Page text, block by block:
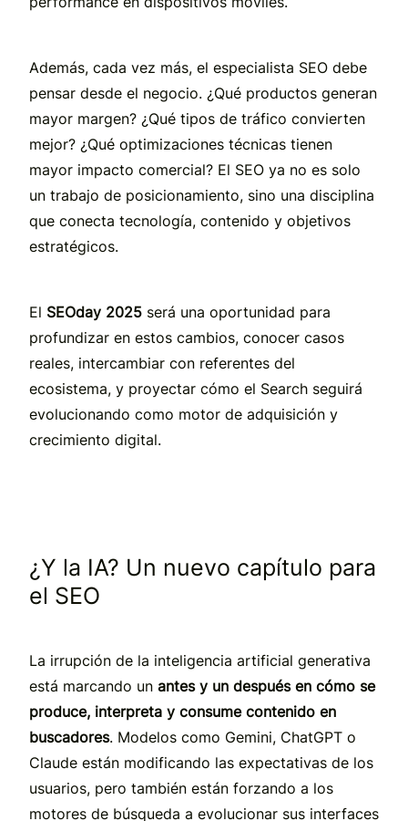
Además, cada vez más, el especialista SEO debe
pensar desde el negocio. ¿Qué productos generan
mayor margen? ¿Qué tipos de tráfico convierten
mejor? ¿Qué optimizaciones técnicas tienen
mayor impacto comercial? El SEO ya no es solo
un trabajo de posicionamiento, sino una disciplina
que conecta tecnología, contenido y objetivos
estratégicos.
El SEOday 2025 será una oportunidad para
profundizar en estos cambios, conocer casos
reales, intercambiar con referentes del
ecosistema, y proyectar cómo el Search seguirá
evolucionando como motor de adquisición y
crecimiento digital.
¿Y la IA? Un nuevo capítulo para
el SEO
La irrupción de la inteligencia artificial generativa
está marcando un antes y un después en cómo se
produce, interpreta y consume contenido en
buscadores. Modelos como Gemini, ChatGPT o
Claude están modificando las expectativas de los
usuarios, pero también están forzando a los
motores de búsqueda a evolucionar sus interfaces